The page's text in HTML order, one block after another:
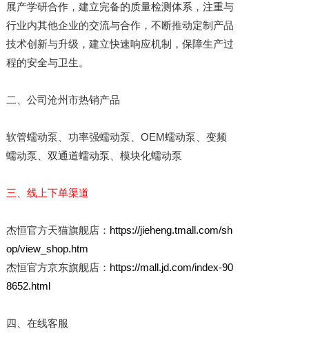
展产学研合作，建立完备的质量检测体系，注重与
行业内其他企业的交流与合作，不断推动定制产品
技术创新与升级，建立快速响应机制，保障生产过
程的安全与卫生。
二、公司沧州市热销产品
软管蠕动泵、功率强蠕动泵、OEM蠕动泵、变频
蠕动泵、双通道蠕动泵、模块化蠕动泵
三、线上下单渠道
杰恒官方天猫旗舰店： https://jieheng.tmall.com/sh
op/view_shop.htm
杰恒官方京东旗舰店： https://mall.jd.com/index-90
8652.html
四、在线客服